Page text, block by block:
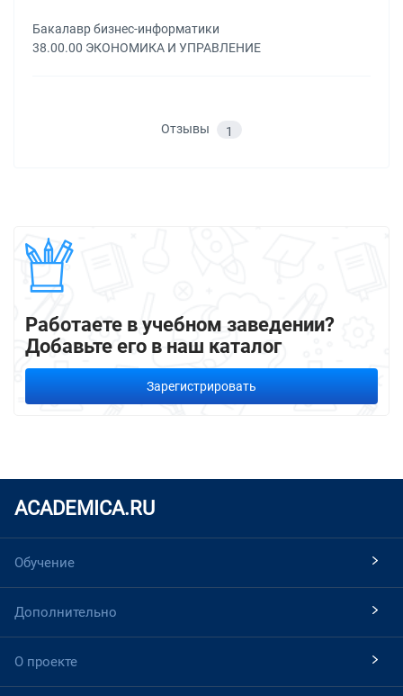
Бакалавр бизнес-информатики
38.00.00 ЭКОНОМИКА И УПРАВЛЕНИЕ
Отзывы 1
Работаете в учебном заведении?
Добавьте его в наш каталог
Зарегистрировать
ACADEMICA.RU
Обучение
Дополнительно
О проекте